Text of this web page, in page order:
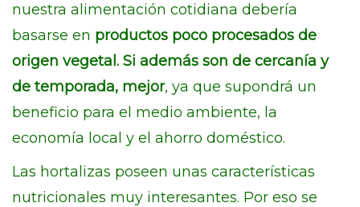
nuestra alimentación cotidiana debería
basarse en productos poco procesados de
origen vegetal. Si además son de cercanía y
de temporada, mejor, ya que supondrá un
beneficio para el medio ambiente, la
economía local y el ahorro doméstico.
Las hortalizas poseen unas características
nutricionales muy interesantes. Por eso se